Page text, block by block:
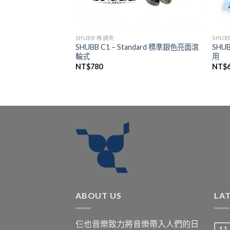
SHUBB 移調夾
SHUBB C1 – Standard 標準銀色亮面滾
輪式
NT$780
用
NT$
ABOUT US
仨也音樂致力將音樂帶入人們的日